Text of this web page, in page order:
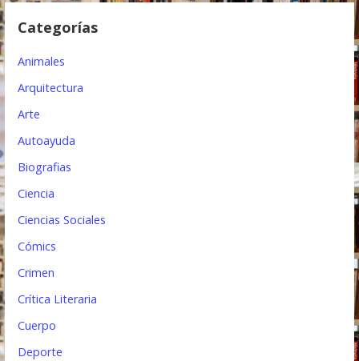
e
n
a
d
Categorías
Animales
Arquitectura
Arte
Autoayuda
Biografias
Ciencia
Ciencias Sociales
Cómics
Crimen
Crítica Literaria
Cuerpo
Deporte